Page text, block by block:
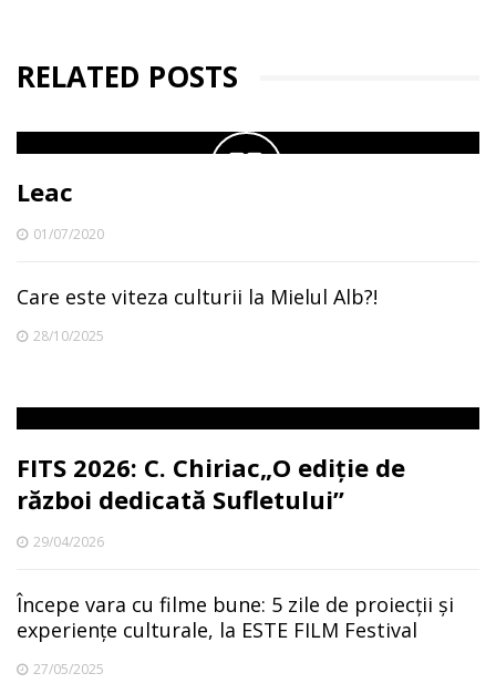
RELATED POSTS
Leac
01/07/2020
Care este viteza culturii la Mielul Alb?!
28/10/2025
FITS 2026: C. Chiriac„O ediție de
război dedicată Sufletului”
29/04/2026
Începe vara cu filme bune: 5 zile de proiecții și
experiențe culturale, la ESTE FILM Festival
27/05/2025